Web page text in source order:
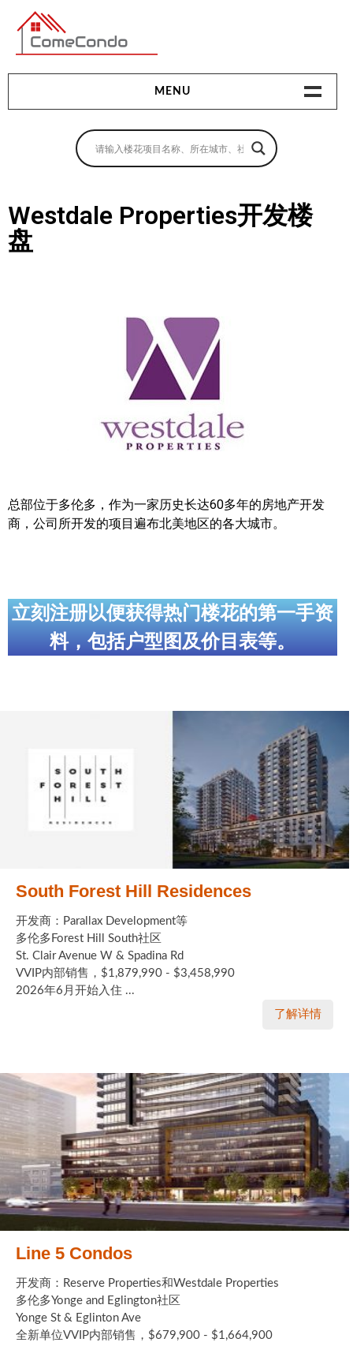
多伦多最新最全的楼花搜索引擎
MENU
地产相关
买房指南
帮您卖房
多伦多地产
楼花地图
怡陶碧谷社区介绍
怡陶碧谷楼花项目
密西沙加社区介绍
密西沙加楼花项目
奥克维尔社区介绍
列治文山楼花项目
旺市楼花项目
万锦楼花项目
实用链接
加拿大房地产网站
大多伦多教育网站
大多伦多医疗机构
加拿大银行贷款机构
大多伦多交通网络
常用查询工具
地产杂谈
Westdale Properties开发楼
盘
总部位于多伦多，作为一家历史长达60多年的房地产开发
商，公司所开发的项目遍布北美地区的各大城市。
立刻注册以便获得热门楼花的第一手资
料，包括户型图及价目表等。
South Forest Hill Residences
开发商：Parallax Development等
多伦多Forest Hill South社区
St. Clair Avenue W & Spadina Rd
VVIP内部销售，$1,879,990 - $3,458,990
2026年6月开始入住 ...
了解详情
Line 5 Condos
开发商：Reserve Properties和Westdale Properties
多伦多Yonge and Eglington社区
Yonge St & Eglinton Ave
全新单位VVIP内部销售，$679,900 - $1,664,900